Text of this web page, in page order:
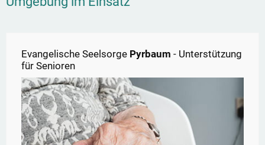
Evangelische Seelsorge Pyrbaum - Unterstützung
für Senioren